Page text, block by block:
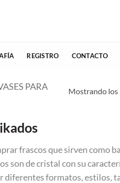
REGISTRO CONTACTO
PARA
Mostrando los
frascos que sirven como
son de cristal con su
diferentes formatos, estilos,